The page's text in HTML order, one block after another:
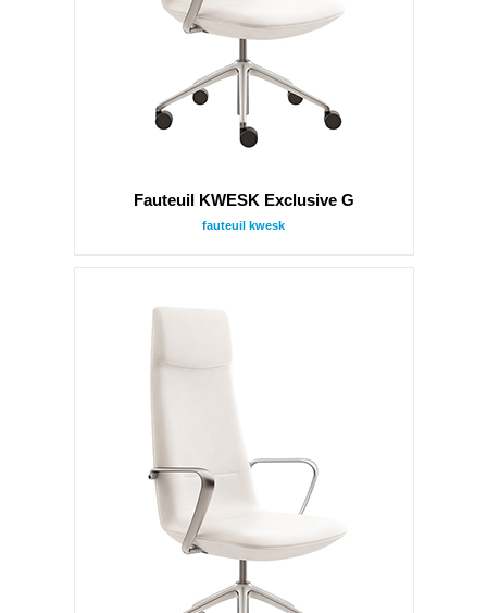
Fauteuil KWESK Exclusive G
fauteuil kwesk